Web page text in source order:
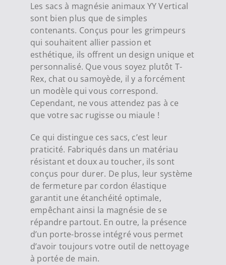
Les sacs à magnésie animaux YY Vertical
sont bien plus que de simples
contenants. Conçus pour les grimpeurs
qui souhaitent allier passion et
esthétique, ils offrent un design unique et
personnalisé. Que vous soyez plutôt T-
Rex, chat ou samoyède, il y a forcément
un modèle qui vous correspond.
Cependant, ne vous attendez pas à ce
que votre sac rugisse ou miaule !
Ce qui distingue ces sacs, c’est leur
praticité. Fabriqués dans un matériau
résistant et doux au toucher, ils sont
conçus pour durer. De plus, leur système
de fermeture par cordon élastique
garantit une étanchéité optimale,
empêchant ainsi la magnésie de se
répandre partout. En outre, la présence
d’un porte-brosse intégré vous permet
d’avoir toujours votre outil de nettoyage
à portée de main.